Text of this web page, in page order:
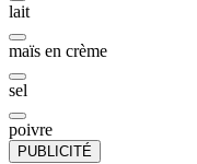
lait
maïs en crème
sel
poivre
PUBLICITÉ